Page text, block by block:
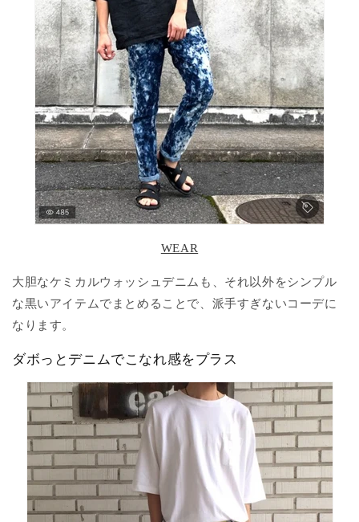
WEAR
大胆なケミカルウォッシュデニムも、それ以外をシンプル
な黒いアイテムでまとめることで、派手すぎないコーデに
なります。
ダボっとデニムでこなれ感をプラス